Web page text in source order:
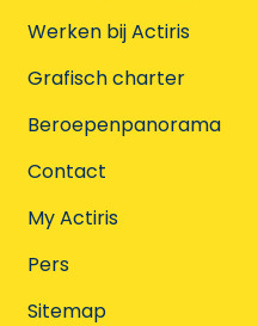
Werken bij Actiris
Grafisch charter
Beroepenpanorama
Contact
My Actiris
Pers
Sitemap